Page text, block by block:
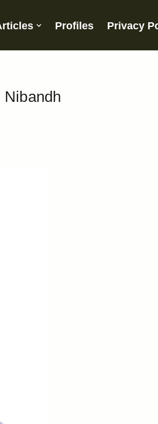
Profiles Privacy